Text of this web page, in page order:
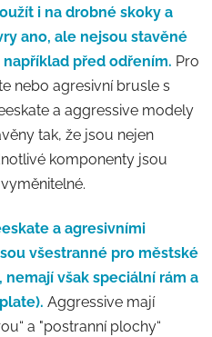
i na drobné skoky a
ano, ale nejsou stavěné
například před odřením. Pro
nebo agresivní brusle s
a aggressive modely
tak, že jsou nejen
komponenty jsou
a agresivními
všestranné pro městské
však speciální rám a
Aggressive mají
a "postranní plochy“